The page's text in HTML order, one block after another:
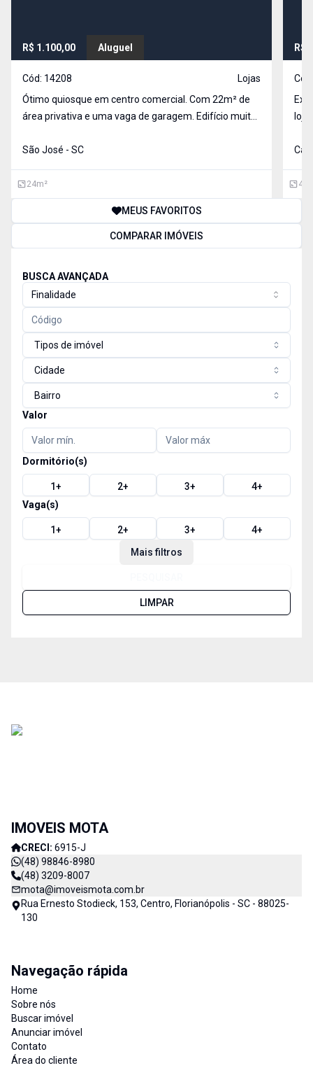
R$ 1.100,00 Aluguel
Cód: 14208
Lojas
Ótimo quiosque em centro comercial. Com 22m² de
área privativa e uma vaga de garagem. Edifício muito
uma visita e venha conhecer essa oportunidade.
São José - SC
24m²
R$
part
40
MEUS FAVORITOS
COMPARAR IMÓVEIS
BUSCA AVANÇADA
Finalidade
Tipos de imóvel
Cidade
Bairro
Valor
Dormitório(s)
1+ 2+ 3+ 4+
Vaga(s)
1+ 2+ 3+ 4+
Mais filtros
LIMPAR
IMOVEIS MOTA
CRECI: 6915-J
(48) 98846-8980
(48) 3209-8007
mota@imoveismota.com.br
Rua Ernesto Stodieck, 153, Centro, Florianópolis - SC - 88025-
130
Navegação rápida
Home
Sobre nós
Buscar imóvel
Anunciar imóvel
Contato
Área do cliente